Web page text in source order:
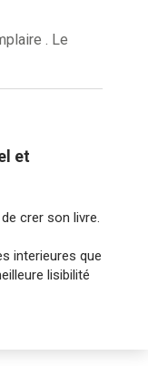
. Le
et
crer son livre.
interieures que
lisibilité